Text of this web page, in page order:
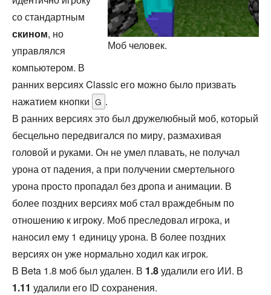
Моб человек.
со стандартным
скином, но
управлялся
компьютером. В
ранних версиях Classic его можно было призвать
нажатием кнопки G .
В ранних версиях это был дружелюбный моб, который
бесцельно передвигался по миру, размахивая
головой и руками. Он не умел плавать, не получал
урона от падения, а при получении смертельного
урона просто пропадал без дропа и анимации. В
более поздних версиях моб стал враждебным по
отношению к игроку. Моб преследовал игрока, и
наносил ему 1 единицу урона. В более поздних
версиях он уже нормально ходил как игрок.
В Beta 1.8 моб был удален. В 1.8удалили его ИИ. В
1.11 удалили его ID сохранения.